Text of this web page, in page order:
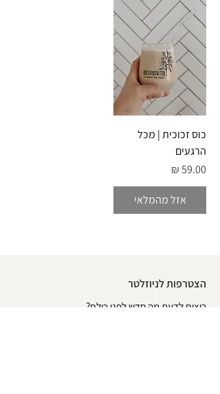
כוס זכוכית | מכל
הרגעים
מחיר
אזל מהמלאי
הצטרפות לניוזלטר
רוצים לדעת מה חדש לפני כולם?